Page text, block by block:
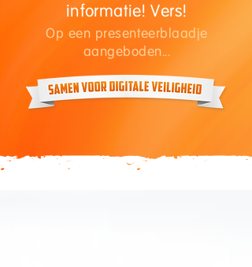
informatie! Vers!
Op een presenteerblaadje
aangeboden...